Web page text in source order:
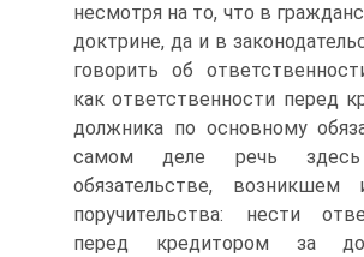
несмотря на то, что в
доктрине, да и в
говорить об
как ответственности перед
должника по основному
самом деле речь
обязательстве, возникшем
поручительства: нести
перед кредитором за